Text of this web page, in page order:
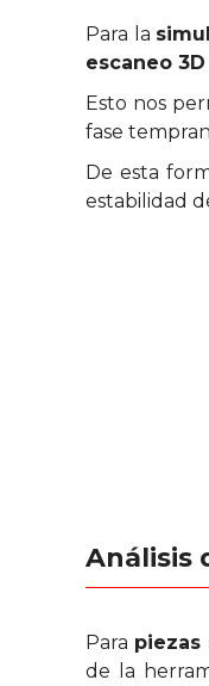
Para la
escaneo
Esto nos
fase
De esta
estabilidad
Análisis
Para piezas
de la